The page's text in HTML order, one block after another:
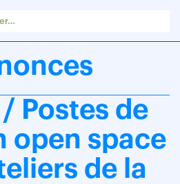
/ Postes de
open space
de la